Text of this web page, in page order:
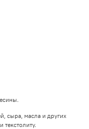
сыра, масла и других
текстолиту.